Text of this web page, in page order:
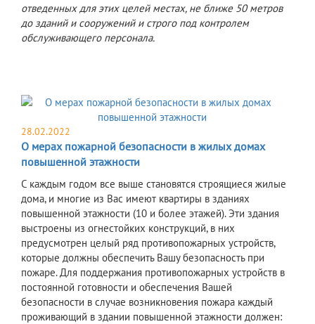
отведенных для этих целей местах, не ближе 50 метров
до зданий и сооружений и строго под контролем
обслуживающего персонала.
28.02.2022
О мерах пожарной безопасности в жилых домах
повышенной этажности
С каждым годом все выше становятся строящиеся жилые
дома, и многие из Вас имеют квартиры в зданиях
повышенной этажности (10 и более этажей). Эти здания
выстроены из огнестойких конструкций, в них
предусмотрен целый ряд противопожарных устройств,
которые должны обеспечить Вашу безопасность при
пожаре. Для поддержания противопожарных устройств в
постоянной готовности и обеспечения Вашей
безопасности в случае возникновения пожара каждый
проживающий в здании повышенной этажности должен: